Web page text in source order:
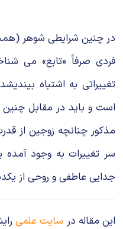
در چنین شرایطی شوهر
فردی صرفاً «تابع» می
تغییراتی به اشتباه
است و باید در مقابل چنین
مذکور چنانچه زوجین از
سر تغییرات به وجود آمده
جدایی عاطفی و روحی از
این مقاله در سایت علمی